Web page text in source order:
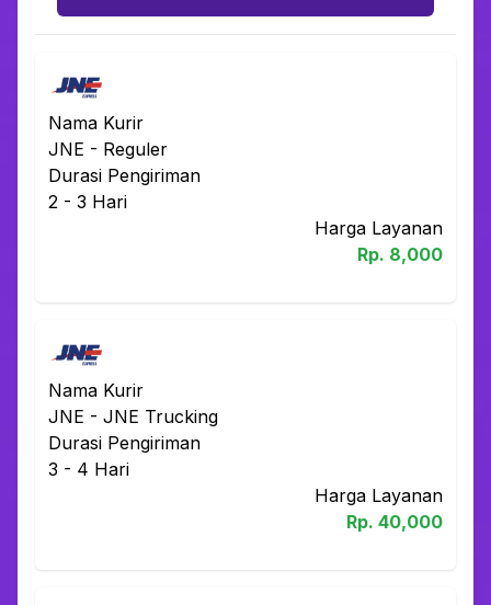
Nama Kurir
JNE - Reguler
Durasi Pengiriman
2 - 3 Hari
Harga Layanan
Rp. 8,000
Nama Kurir
JNE - JNE Trucking
Durasi Pengiriman
3 - 4 Hari
Harga Layanan
Rp. 40,000